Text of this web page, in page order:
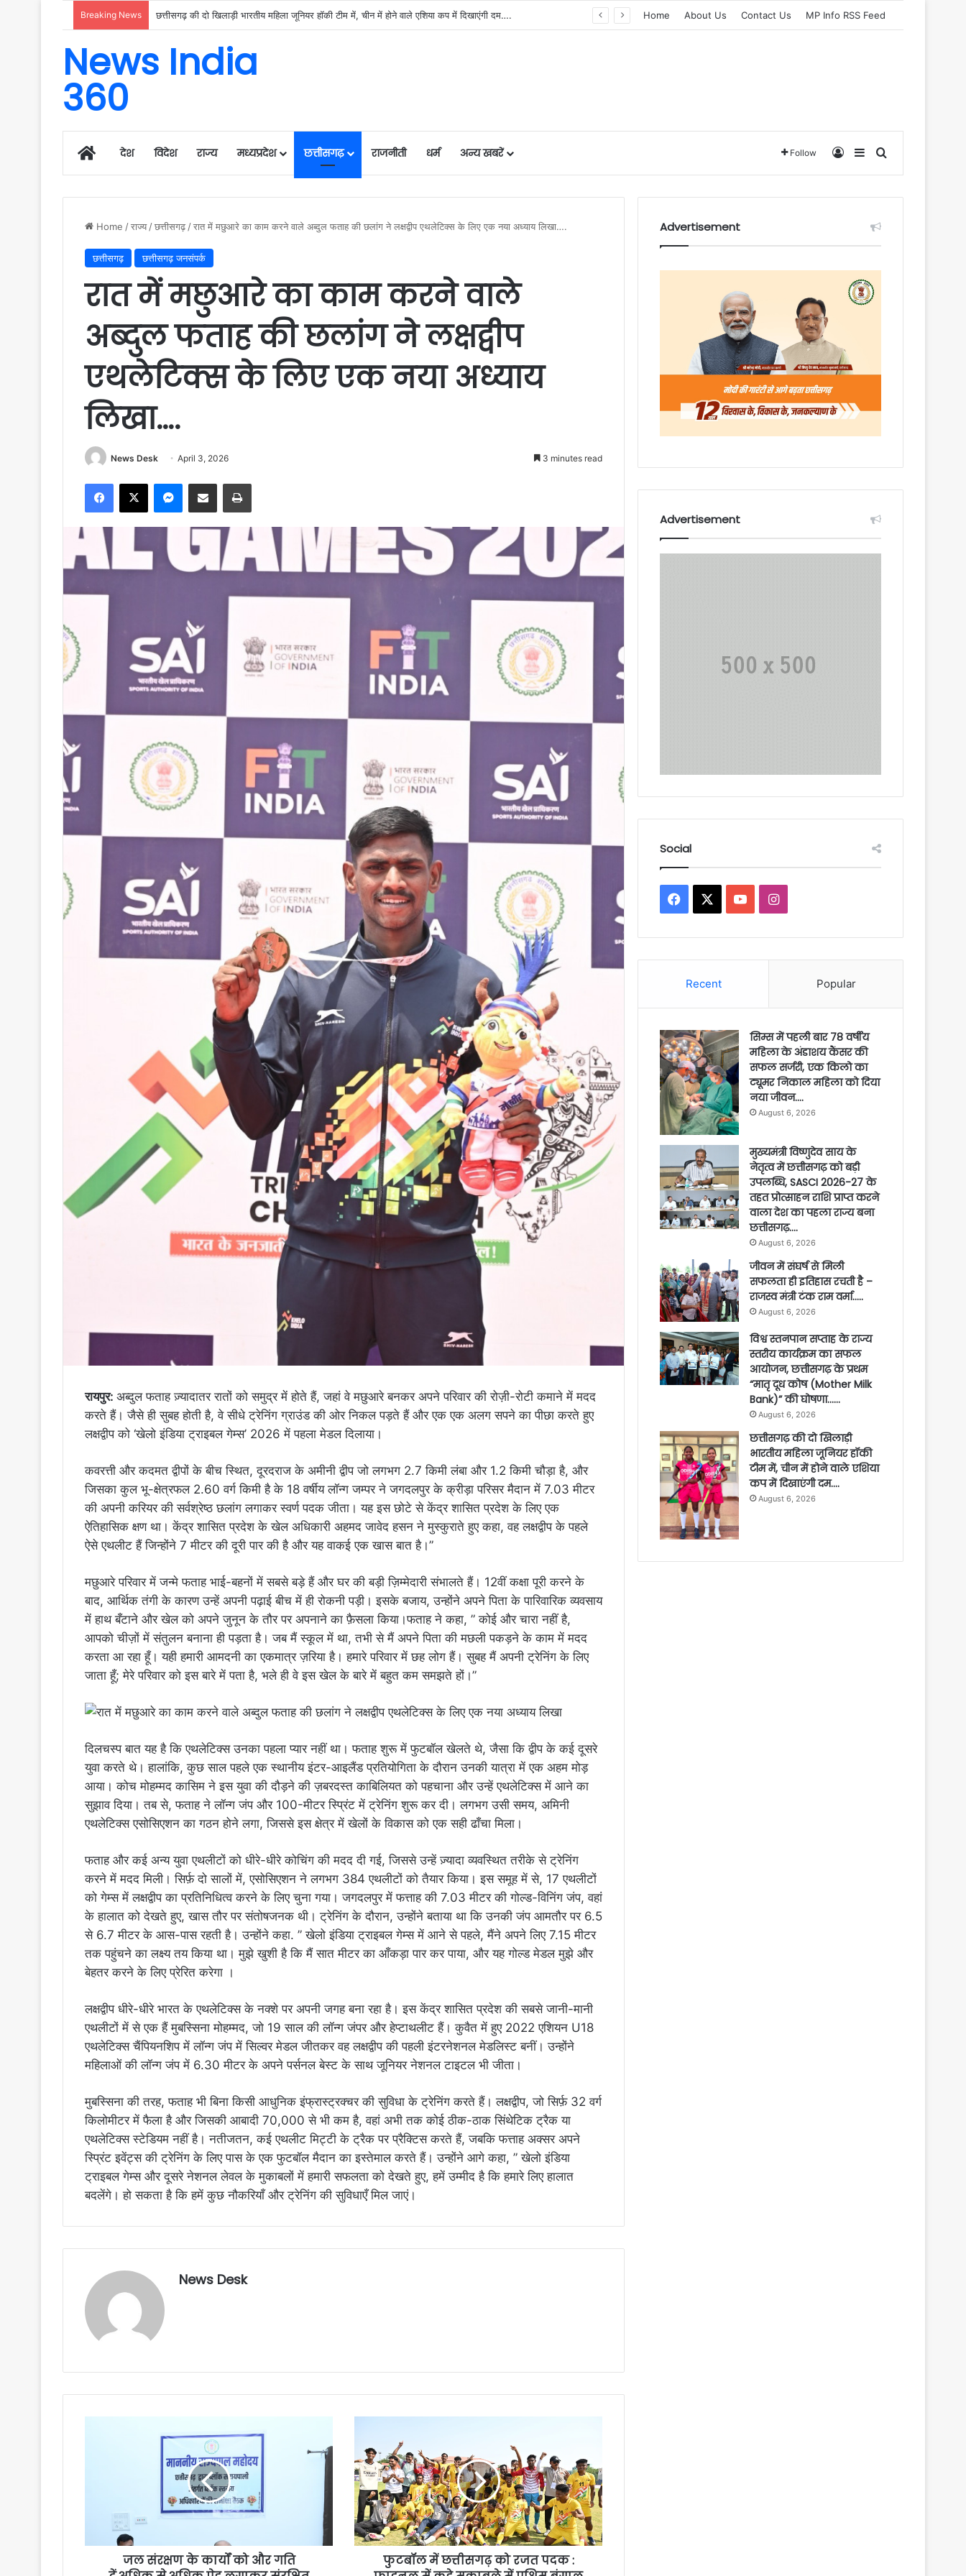
Breaking News छत्तीसगढ़ की दो खिलाड़ी भारतीय महिला जूनियर हॉकी टीम में, चीन में होने वाले एशिया कप में दिखाएंगी दम…. Home About Us Contact Us MP Info RSS Feed
News India
360
Homeदेश विदेश राज्य मध्यप्रदेश छत्तीसगढ़ राजनीती धर्म अन्य खबरें Follow Log InSidebarSearch for
Home /राज्य /छत्तीसगढ़ /रात में मछुआरे का काम करने वाले अब्दुल फताह की छलांग ने लक्षद्वीप एथलेटिक्स के लिए एक नया अध्याय लिखा….
छत्तीसगढ़ छत्तीसगढ़ जनसंपर्क
रात में मछुआरे का काम करने वाले
अब्दुल फताह की छलांग ने लक्षद्वीप
एथलेटिक्स के लिए एक नया अध्याय
लिखा….
News Desk April 3, 2026 3 minutes read
Facebook
X Messenger
Share via Email Print
रायपुर: अब्दुल फताह ज़्यादातर रातों को समुद्र में होते हैं, जहां वे मछुआरे बनकर अपने परिवार की रोज़ी-रोटी कमाने में मदद
करते हैं। जैसे ही सुबह होती है, वे सीधे ट्रेनिंग ग्राउंड की ओर निकल पड़ते हैं और एक एक अलग सपने का पीछा करते हुए
लक्षद्वीप को ‘खेलो इंडिया ट्राइबल गेम्स’ 2026 में पहला मेडल दिलाया।
कवरत्ती और कदमत द्वीपों के बीच स्थित, दूरदराज के अमीनी द्वीप जो लगभग 2.7 किमी लंबा और 1.2 किमी चौड़ा है, और
जिसका कुल भू-क्षेत्रफल 2.60 वर्ग किमी है के 18 वर्षीय लॉन्ग जम्पर ने जगदलपुर के क्रीड़ा परिसर मैदान में 7.03 मीटर
की अपनी करियर की सर्वश्रेष्ठ छलांग लगाकर स्वर्ण पदक जीता। यह इस छोटे से केंद्र शासित प्रदेश के लिए एक
ऐतिहासिक क्षण था। केंद्र शासित प्रदेश के खेल अधिकारी अहमद जावेद हसन ने मुस्कुराते हुए कहा, वह लक्षद्वीप के पहले
ऐसे एथलीट हैं जिन्होंने 7 मीटर की दूरी पार की है और यह वाकई एक खास बात है।”
मछुआरे परिवार में जन्मे फताह भाई-बहनों में सबसे बड़े हैं और घर की बड़ी ज़िम्मेदारी संभालते हैं। 12वीं कक्षा पूरी करने के
बाद, आर्थिक तंगी के कारण उन्हें अपनी पढ़ाई बीच में ही रोकनी पड़ी। इसके बजाय, उन्होंने अपने पिता के पारिवारिक व्यवसाय
में हाथ बँटाने और खेल को अपने जुनून के तौर पर अपनाने का फ़ैसला किया।फताह ने कहा, ” कोई और चारा नहीं है,
आपको चीज़ों में संतुलन बनाना ही पड़ता है। जब मैं स्कूल में था, तभी से मैं अपने पिता की मछली पकड़ने के काम में मदद
करता आ रहा हूँ। यही हमारी आमदनी का एकमात्र ज़रिया है। हमारे परिवार में छह लोग हैं। सुबह मैं अपनी ट्रेनिंग के लिए
जाता हूँ; मेरे परिवार को इस बारे में पता है, भले ही वे इस खेल के बारे में बहुत कम समझते हों।”
दिलचस्प बात यह है कि एथलेटिक्स उनका पहला प्यार नहीं था। फताह शुरू में फुटबॉल खेलते थे, जैसा कि द्वीप के कई दूसरे
युवा करते थे। हालांकि, कुछ साल पहले एक स्थानीय इंटर-आइलैंड प्रतियोगिता के दौरान उनकी यात्रा में एक अहम मोड़
आया। कोच मोहम्मद कासिम ने इस युवा की दौड़ने की ज़बरदस्त काबिलियत को पहचाना और उन्हें एथलेटिक्स में आने का
सुझाव दिया। तब से, फताह ने लॉन्ग जंप और 100-मीटर स्प्रिंट में ट्रेनिंग शुरू कर दी। लगभग उसी समय, अमिनी
एथलेटिक्स एसोसिएशन का गठन होने लगा, जिससे इस क्षेत्र में खेलों के विकास को एक सही ढाँचा मिला।
फताह और कई अन्य युवा एथलीटों को धीरे-धीरे कोचिंग की मदद दी गई, जिससे उन्हें ज़्यादा व्यवस्थित तरीके से ट्रेनिंग
करने में मदद मिली। सिर्फ़ दो सालों में, एसोसिएशन ने लगभग 384 एथलीटों को तैयार किया। इस समूह में से, 17 एथलीटों
को गेम्स में लक्षद्वीप का प्रतिनिधित्व करने के लिए चुना गया। जगदलपुर में फत्ताह की 7.03 मीटर की गोल्ड-विनिंग जंप, वहां
के हालात को देखते हुए, खास तौर पर संतोषजनक थी। ट्रेनिंग के दौरान, उन्होंने बताया था कि उनकी जंप आमतौर पर 6.5
से 6.7 मीटर के आस-पास रहती है। उन्होंने कहा. ” खेलो इंडिया ट्राइबल गेम्स में आने से पहले, मैंने अपने लिए 7.15 मीटर
तक पहुंचने का लक्ष्य तय किया था। मुझे खुशी है कि मैं सात मीटर का आँकड़ा पार कर पाया, और यह गोल्ड मेडल मुझे और
बेहतर करने के लिए प्रेरित करेगा ।
लक्षद्वीप धीरे-धीरे भारत के एथलेटिक्स के नक्शे पर अपनी जगह बना रहा है। इस केंद्र शासित प्रदेश की सबसे जानी-मानी
एथलीटों में से एक हैं मुबस्सिना मोहम्मद, जो 19 साल की लॉन्ग जंपर और हेप्टाथलीट हैं। कुवैत में हुए 2022 एशियन U18
एथलेटिक्स चैंपियनशिप में लॉन्ग जंप में सिल्वर मेडल जीतकर वह लक्षद्वीप की पहली इंटरनेशनल मेडलिस्ट बनीं। उन्होंने
महिलाओं की लॉन्ग जंप में 6.30 मीटर के अपने पर्सनल बेस्ट के साथ जूनियर नेशनल टाइटल भी जीता।
मुबस्सिना की तरह, फताह भी बिना किसी आधुनिक इंफ्रास्ट्रक्चर की सुविधा के ट्रेनिंग करते हैं। लक्षद्वीप, जो सिर्फ़ 32 वर्ग
किलोमीटर में फैला है और जिसकी आबादी 70,000 से भी कम है, वहां अभी तक कोई ठीक-ठाक सिंथेटिक ट्रैक या
एथलेटिक्स स्टेडियम नहीं है। नतीजतन, कई एथलीट मिट्टी के ट्रैक पर प्रैक्टिस करते हैं, जबकि फत्ताह अक्सर अपने
स्प्रिंट इवेंट्स की ट्रेनिंग के लिए पास के एक फुटबॉल मैदान का इस्तेमाल करते हैं। उन्होंने आगे कहा, ” खेलो इंडिया
ट्राइबल गेम्स और दूसरे नेशनल लेवल के मुकाबलों में हमारी सफलता को देखते हुए, हमें उम्मीद है कि हमारे लिए हालात
बदलेंगे। हो सकता है कि हमें कुछ नौकरियाँ और ट्रेनिंग की सुविधाएँ मिल जाएं।
News Desk
जल संरक्षण के कार्यों को और गति
फुटबॉल में छत्तीसगढ़ को रजत पदक :
Advertisement
Advertisement
Social
Facebook YouTubeInstagram
Recent Popular
सिम्स में पहली बार 78 वर्षीय
महिला के अंडाशय कैंसर की
सफल सर्जरी, एक किलो का
ट्यूमर निकाल महिला को दिया
नया जीवन….
August 6, 2026
मुख्यमंत्री विष्णुदेव साय के
नेतृत्व में छत्तीसगढ़ को बड़ी
उपलब्धि, SASCI 2026-27 के
तहत प्रोत्साहन राशि प्राप्त करने
वाला देश का पहला राज्य बना
छत्तीसगढ़….
August 6, 2026
जीवन में संघर्ष से मिली
सफलता ही इतिहास रचती है –
राजस्व मंत्री टंक राम वर्मा…..
August 6, 2026
विश्व स्तनपान सप्ताह के राज्य
स्तरीय कार्यक्रम का सफल
आयोजन, छत्तीसगढ़ के प्रथम
“मातृ दूध कोष (Mother Milk
Bank)” की घोषणा……
August 6, 2026
छत्तीसगढ़ की दो खिलाड़ी
भारतीय महिला जूनियर हॉकी
टीम में, चीन में होने वाले एशिया
कप में दिखाएंगी दम….
August 6, 2026